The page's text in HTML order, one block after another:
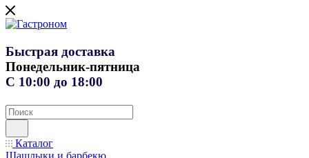
Быстрая доставка
Понедельник-пятница
С 10:00 до 18:00
Каталог
Шашлыки и барбекю